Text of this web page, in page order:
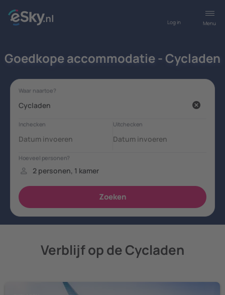
Menu
Log in
Goedkope accommodatie - Cycladen
Verblijf op de Cycladen